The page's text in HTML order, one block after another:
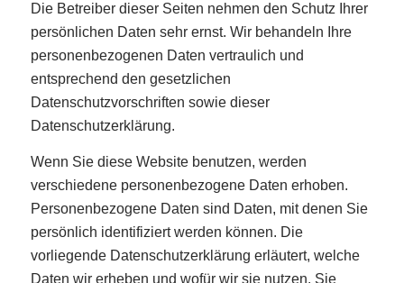
Die Betreiber dieser Seiten nehmen den Schutz Ihrer
persönlichen Daten sehr ernst. Wir behandeln Ihre
personenbezogenen Daten vertraulich und
entsprechend den gesetzlichen
Datenschutzvorschriften sowie dieser
Datenschutzerklärung.
Wenn Sie diese Website benutzen, werden
verschiedene personenbezogene Daten erhoben.
Personenbezogene Daten sind Daten, mit denen Sie
persönlich identifiziert werden können. Die
vorliegende Datenschutzerklärung erläutert, welche
Daten wir erheben und wofür wir sie nutzen. Sie